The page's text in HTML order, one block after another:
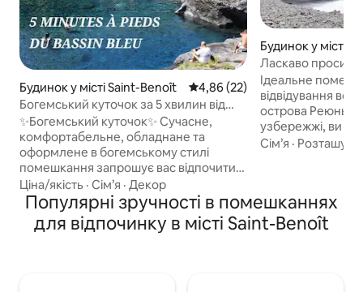
Будинок у місті Saint-Benoît Середня оцінка: 4,86 з 5,
4,86 (22)
Богемський куточок за 5 хвилин від
Бассен-Бле, квартира №1
✨Богемський куточок✨ Сучасне,
комфортабельне, обладнане та
оформлене в богемському стилі
помешкання запрошує вас відпочити.
Розташований за 5 хвилин ходьби від
легендарного Бассін-Бле, пекарень,
ресторанів та магазинів, щоб зробити
ваше перебування простим та
Ціна/якість · Сім’я · Декор
Будинок у місті
Ласкаво
морського
Ідеальне
відвідування
острова
узбережжі, ви
кожного міста
дорозі Такамака
автомобілі від
автомагістралі
Сім’я ·
Популярні зручності в помешканнях
для відпочинку в місті Saint-Benoît